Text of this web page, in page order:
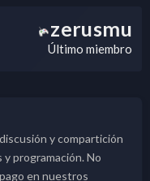
zerusmu
Último miembro
y compartición
programación. No
en nuestros